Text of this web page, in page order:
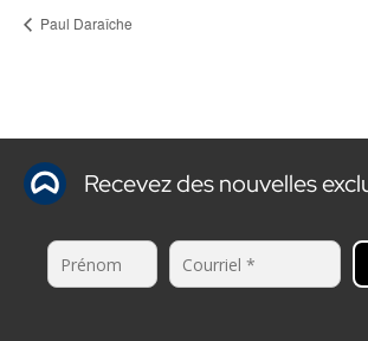
Paul Daraîche
Recevez des nouvelles